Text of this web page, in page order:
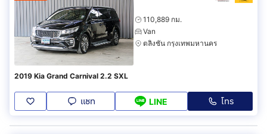
110,889 กม.
Van
ตลิ่งชัน กรุงเทพมหานคร
2019 Kia Grand Carnival 2.2 SXL
แชท LINE โทร